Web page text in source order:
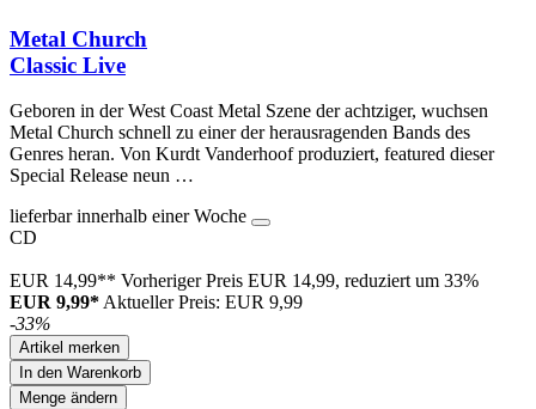
Metal Church
Classic Live
Geboren in der West Coast Metal Szene der achtziger, wuchsen
Metal Church schnell zu einer der herausragenden Bands des
Genres heran. Von Kurdt Vanderhoof produziert, featured dieser
Special Release neun …
lieferbar innerhalb einer Woche
CD
EUR 14,99** Vorheriger Preis EUR 14,99, reduziert um 33%
EUR 9,99* Aktueller Preis: EUR 9,99
-33%
Artikel merken
In den Warenkorb
Menge ändern